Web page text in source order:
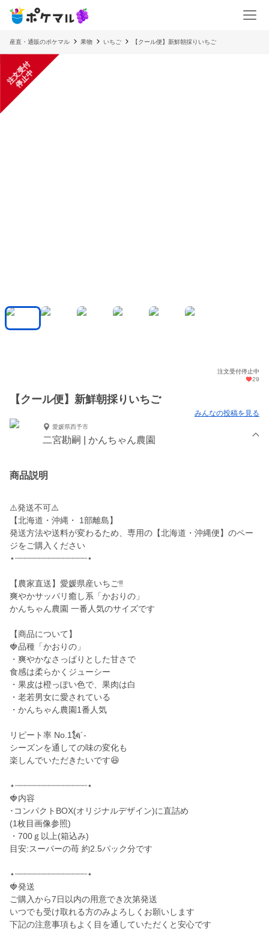
産直・通販のポケマル 果物 いちご 【クール便】新鮮朝採りいちご
注
文
受
付
停
止
中
注文受付停止中
29
【クール便】新鮮朝採りいちご
みんなの投稿を見る
愛媛県西予市
二宮勘嗣 | かんちゃん農園
商品説明
⚠️発送不可⚠️
【北海道・沖縄・ 1部離島】
発送方法や送料が変わるため、専用の【北海道・沖縄便】のペー
ジをご購入ください
⋆┈┈┈┈┈┈┈┈┈┈┈┈┈┈┈⋆
【農家直送】愛媛県産いちご‼️
爽やかサッパリ癒し系「かおりの」
かんちゃん農園 一番人気のサイズです
【商品について】
🍓品種「かおりの」
・爽やかなさっぱりとした甘さで
食感は柔らかくジューシー
・果皮は橙っぽい色で、果肉は白
・老若男女に愛されている
・かんちゃん農園1番人気
リピート率 No.1🗽´-
シーズンを通しての味の変化も
楽しんでいただきたいです😆
⋆┈┈┈┈┈┈┈┈┈┈┈┈┈┈┈⋆
🍓内容
･コンパクトBOX(オリジナルデザイン)に直詰め
(1枚目画像参照)
・700ｇ以上(箱込み)
目安:スーパーの苺 約2.5パック分です
⋆┈┈┈┈┈┈┈┈┈┈┈┈┈┈┈⋆
🍓発送
ご購入から7日以内の用意でき次第発送
いつでも受け取れる方のみよろしくお願いします
下記の注意事項もよく目を通していただくと安心です